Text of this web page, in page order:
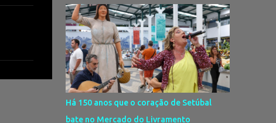
em flagrante delito no interior de um
edifício público quando alegadamente se
preparava para retirar diverso material,
acabando detido pelos militares da Guarda.
Patrulhamento da GNR termina com
detenção por furto A detenção ocorreu no
dia 4 de Agosto, - mas divulgada só nesta
quinta-feira - numa ação desenvolvida pelo
Há 150 anos que o coração de Setúbal
bate no Mercado do Livramento